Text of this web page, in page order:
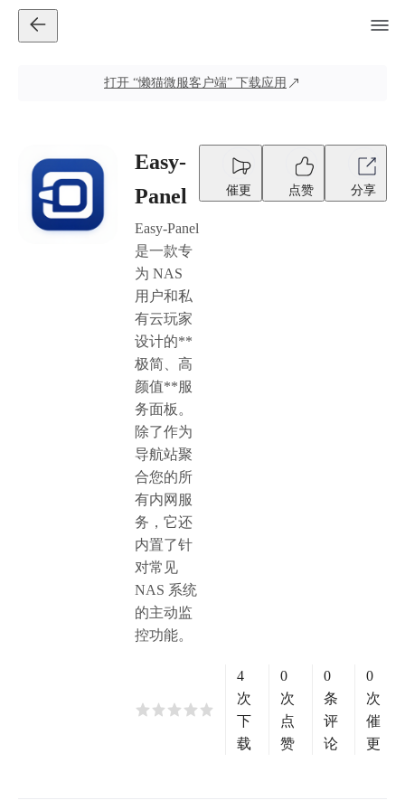
打开 “懒猫微服客户端” 下载应用
Easy-
Panel
Easy-Panel
是一款专
为 NAS
用户和私
有云玩家
设计的**
极简、高
颜值**服
务面板。
除了作为
导航站聚
合您的所
有内网服
务，它还
内置了针
对常见
NAS 系统
的主动监
控功能。
催更 点赞 分享
4
次
下
载
0
次
点
赞
0
条
评
论
0
次
催
更